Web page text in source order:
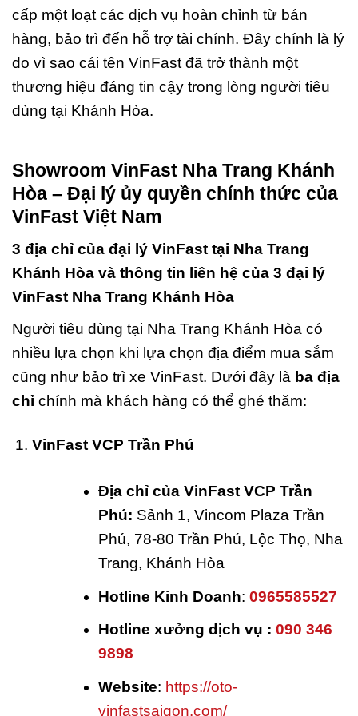
cấp một loạt các dịch vụ hoàn chỉnh từ bán
hàng, bảo trì đến hỗ trợ tài chính. Đây chính là lý
do vì sao cái tên VinFast đã trở thành một
thương hiệu đáng tin cậy trong lòng người tiêu
dùng tại Khánh Hòa.
Showroom VinFast Nha Trang Khánh
Hòa – Đại lý ủy quyền chính thức của
VinFast Việt Nam
3 địa chỉ của đại lý VinFast tại Nha Trang
Khánh Hòa và thông tin liên hệ của 3 đại lý
VinFast Nha Trang Khánh Hòa
Người tiêu dùng tại Nha Trang Khánh Hòa có
nhiều lựa chọn khi lựa chọn địa điểm mua sắm
cũng như bảo trì xe VinFast. Dưới đây là ba địa
chỉ chính mà khách hàng có thể ghé thăm:
VinFast VCP Trần Phú
Địa chỉ của VinFast VCP Trần
Phú: Sảnh 1, Vincom Plaza Trần
Phú, 78-80 Trần Phú, Lộc Thọ, Nha
Trang, Khánh Hòa
Hotline Kinh Doanh: 0965585527
Hotline xưởng dịch vụ : 090 346
9898
Website: https://oto-
vinfastsaigon.com/